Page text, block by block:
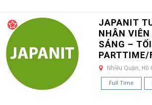
JAPANIT
NHÂN VIÊN
SÁNG – TỐI
PARTTIME/
Nhiều Quận, Hồ
Full Time